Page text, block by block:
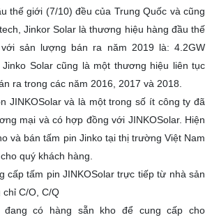
thế giới (7/10) đều của Trung Quốc và cũng
Jinkor Solar là thương hiệu hàng đầu thế
sản lượng bán ra năm 2019 là: 4.2GW
Solar cũng là một thương hiệu liên tục
ra trong các năm 2016, 2017 và 2018.
JINKOSolar và là một trong số ít công ty đã
mại và có hợp đồng với JINKOSolar. Hiện
và bán tấm pin Jinko tại thị trường Việt Nam
quý khách hàng.
cấp tấm pin JINKOSolar trực tiếp từ nhà sản
C/O, C/Q
đang có hàng sẵn kho để cung cấp cho